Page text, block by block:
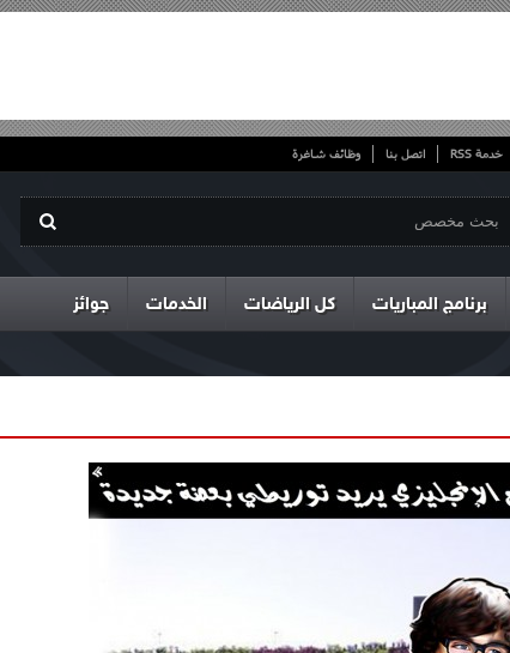
خدمة RSS اتصل بنا وظائف شاغرة
برنامج المباريات كل الرياضات الخدمات جوائز